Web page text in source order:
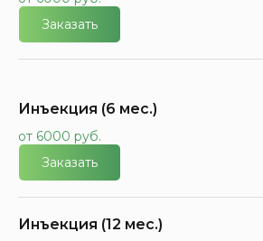
Заказать
Инъекция (6 мес.)
от 6000 руб.
Заказать
Инъекция (12 мес.)